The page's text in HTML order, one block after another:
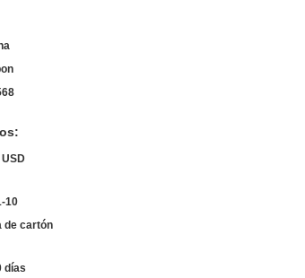
10
de cartón
días